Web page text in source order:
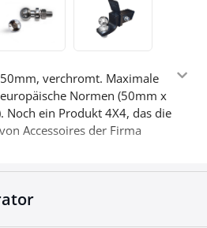
verchromt. Maximale
Normen (50mm x
ein Produkt 4X4, das die
Accessoires der Firma